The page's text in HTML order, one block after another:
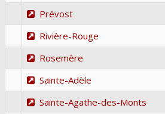
Prévost
Rivière-Rouge
Rosemère
Sainte-Adèle
Sainte-Agathe-des-Monts